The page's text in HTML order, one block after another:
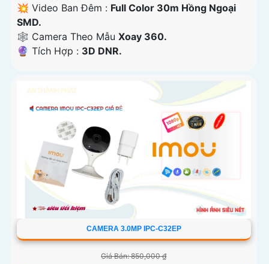
💥 Video Ban Đêm : Full Color 30m Hồng Ngoại
SMD.
🕸️ Camera Theo Mẫu Xoay 360.
️🔮 Tích Hợp : 3D DNR.
CAMERA 3.0MP IPC-C32EP
Giá Bán: 850,000 ₫